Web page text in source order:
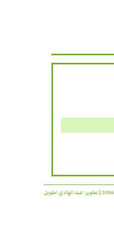
عبد الهادي اطويل